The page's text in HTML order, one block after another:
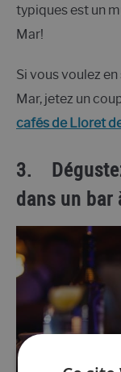
typiques est un
Mar!
Si vous voulez
Mar, jetez un
cafés de Lloret
3.
dans un